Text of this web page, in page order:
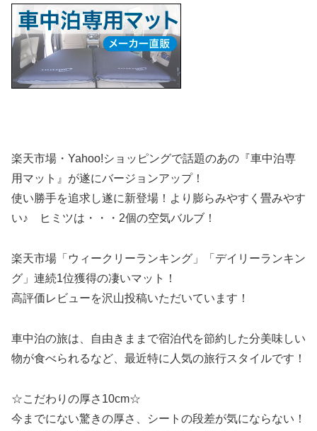
楽天市場・Yahoo!ショッピングで話題のあの『車中泊専
用マット』が遂にバージョンアップ！
使い勝手を追求し遂に新登場！より膨らみやすく畳みやす
い♪ ヒミツは・・・2個の空気バルブ！
楽天市場「ウィークリーランキング」「デイリーランキン
グ」連続1位獲得の凄いマット！
高評価レビューを沢山投稿いただいています！
車中泊の旅は、自由きままで宿泊代を節約した分美味しい
物が食べられるなど、最近特に人気の旅行スタイルです！
☆こだわりの厚さ10cm☆
今までにない驚きの厚さ、シートの段差が気にならない！